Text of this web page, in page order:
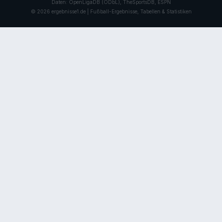
Daten: OpenLigaDB (ODbL), TheSportsDB, ESPN
© 2026 ergebnisse1.de | Fußball-Ergebnisse, Tabellen & Statistiken